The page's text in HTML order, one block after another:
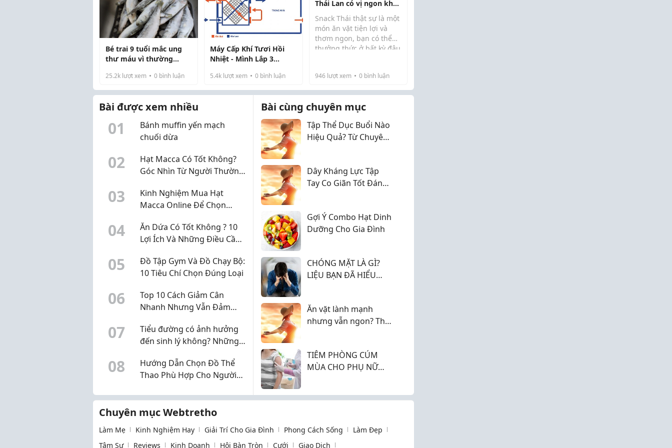
dùn...
Bé trai 9 tuổi mắc ung
thư máu vì thường
nhắc: 3 loại cá độc nên
tránh xa
25.2k lượt xem 0 bình luận
Máy Cấp Khí Tươi Hồi
Nhiệt - Mình Lắp 3
Giảm Hẳn Và Bé Hết Ốm
Vặt
5.4k lượt xem 0 bình luận
Thái Lan có vị ngon khó
cưỡng, từ bé đến lớn ai
cũng mê
Snack Thái thật sự là một
món ăn vặt tiện lợi và
thơm ngon, bạn có thể
thưởng thức ở bất kỳ đâu
rong biển, snack tôm và
nhiều món khác đều
được yêu thích và...
946lượt xem 0bình luận
Bài được xem nhiều
01
Bánh muffin yến mạch
chuối dừa
02
Hạt Macca Có Tốt Không?
Góc Nhìn Từ Người Thường
03
Kinh Nghiệm Mua Hạt
Macca Online Để Chọn
Lượng
04
Ăn Dứa Có Tốt Không ? 10
Lợi Ích Và Những Điều Cần
05
Đồ Tập Gym Và Đồ Chạy Bộ:
10 Tiêu Chí Chọn Đúng Loại
06
Top 10 Cách Giảm Cân
Nhanh Nhưng Vẫn Đảm
07
Tiểu đường có ảnh hưởng
đến sinh lý không? Những
08
Hướng Dẫn Chọn Đồ Thể
Thao Phù Hợp Cho Người
Bài cùng chuyên mục
Tập Thể Dục Buổi Nào
Hiệu Quả? Từ Chuyên
Dây Kháng Lực Tập
Tay Co Giãn Tốt Đáng
Gợi Ý Combo Hạt Dinh
Dưỡng Cho Gia Đình
CHÓNG MẶT LÀ GÌ?
LIỆU BẠN ĐÃ HIỂU
Ăn vặt lành mạnh
nhưng vẫn ngon? Thử
TIÊM PHÒNG CÚM
MÙA CHO PHỤ NỮ
Chuyên mục Webtretho
Làm Mẹ Kinh Nghiệm Hay Giải Trí Cho Gia Đình Phong Cách Sống
Làm Đẹp
Tâm Sự
Reviews Kinh Doanh Hội Bàn Tròn Cưới
Giao Dịch